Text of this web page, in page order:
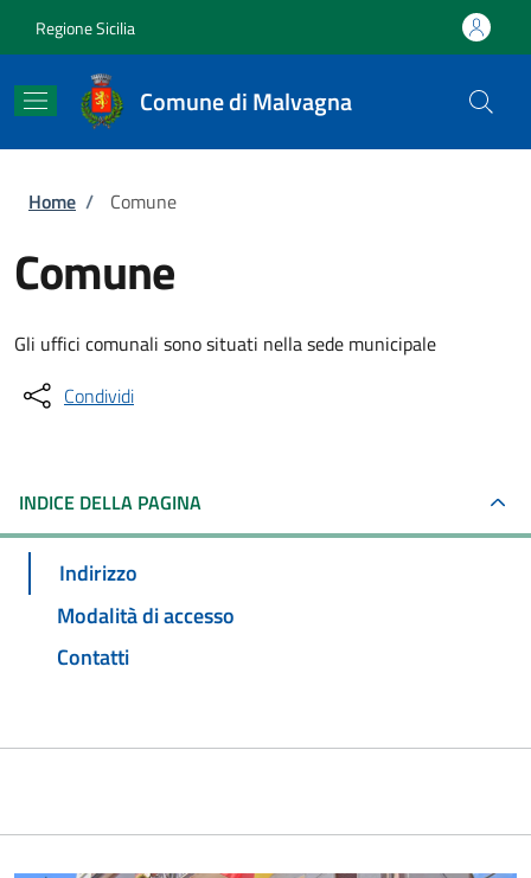
Regione Sicilia
Comune di Malvagna
Briciole di pane
Home / Comune
Comune
Gli uffici comunali sono situati nella sede municipale
Condividi
INDICE DELLA PAGINA
Indirizzo
Modalità di accesso
Contatti